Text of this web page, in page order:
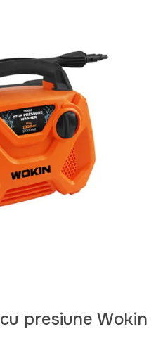
presiune Wokin